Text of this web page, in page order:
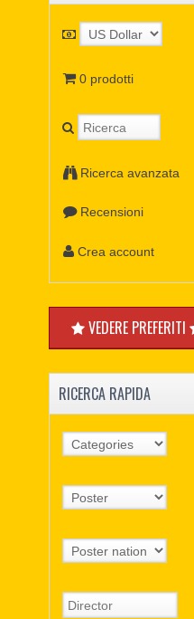
0 prodotti
Ricerca avanzata
Recensioni
Crea account
VEDERE PREFERITI
RICERCA RAPIDA